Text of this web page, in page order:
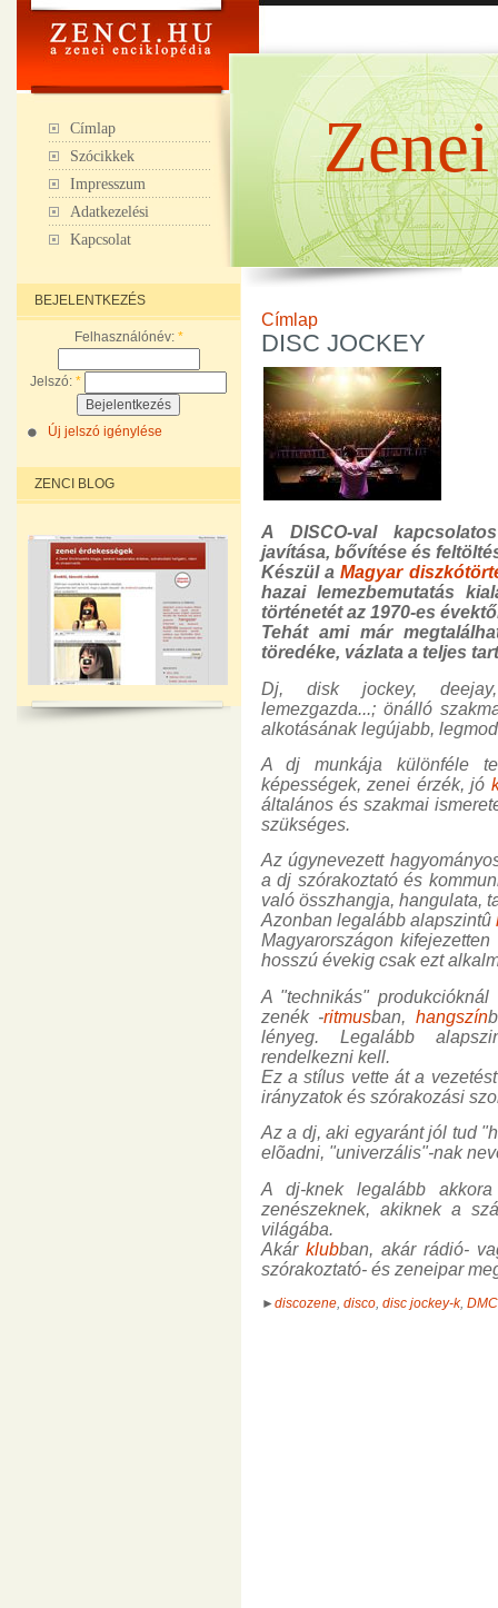
Címlap
Szócikkek
Impresszum
Adatkezelési
Kapcsolat
BEJELENTKEZÉS
Felhasználónév: *
Jelszó: *
Új jelszó igénylése
ZENCI BLOG
Címlap
DISC JOCKEY
A DISCO-val
javítása, bővítése és
Készül aMagyar
hazai lemezbemutatás
történetét az 1970-es
Tehát ami már
töredéke, vázlata a teljes
Dj, disk jockey, deejay,
lemezgazda...; önálló
alkotásának legújabb,
A dj munkája különféle
képességek, zenei érzék, jó
általános és szakmai
szükséges.
Az úgynevezett
a dj szórakoztató és
való összhangja, hangulata,
Azonban legalább alapszintû
Magyarországon
hosszú évekig csak ezt
A "technikás"
zenék -ritmusban,hangszín
lényeg. Legalább
rendelkezni kell.
Ez a stílus vette át a
irányzatok és szórakozási
Az a dj, aki egyaránt jól tud
elõadni, "univerzális"-nak
A dj-knek legalább
zenészeknek, akiknek a
világába.
Akár klubban, akár rádió-
szórakoztató- és zeneipar
► discozene, disco, disc jockey-k,